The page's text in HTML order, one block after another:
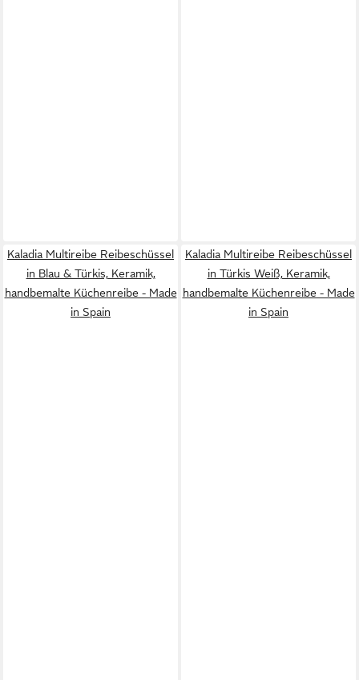
Kaladia Multireibe Reibeschüssel
in Blau & Türkis, Keramik,
handbemalte Küchenreibe - Made
in Spain
Kaladia Multireibe Reibeschüssel
in Türkis Weiß, Keramik,
handbemalte Küchenreibe - Made
in Spain